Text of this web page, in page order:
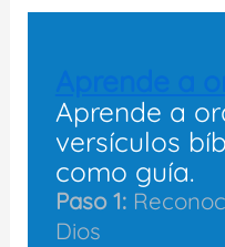
Aprende a
versículos
como guía.
Paso 1:
Dios